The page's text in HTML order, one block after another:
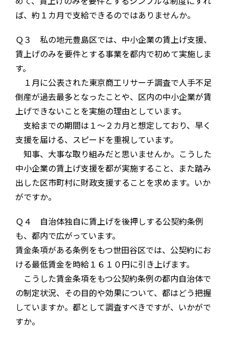
ば、約１カ月で支給できるのではありませんか。
Ｑ３ 私の地元豊島区では、中小企業の賃上げ支援、
賃上げのみを要件とする事業を都内で初めて実施しま
す。
１月に公表された東京商工リサーチ調査で人手不足
倒産が過去最多となったことや、区内の中小企業が賃
上げできないことを実施の理由としています。
支給までの期間は１～２カ月と想定しており、早く
支援を届ける、スピードを重視しています。
知事、大事な取り組みだと思いませんか。こうした
中小企業の賃上げ支援を都が実施すること、また踏み
出した区市町村に財政支援することを求めます。いか
がですか。
Ｑ４ 自治体独自に賃上げを後押しする公契約条例
も、都内で広がっています。
賃金条項がある条例をもつ世田谷区では、公契約にお
ける最低賃金を時給１６１０円に引き上げます。
こうした賃金条項をもつ公契約条例の都内自治体で
の制定状況、その目的や効果について、都はどう把握
していますか。都として調査すべきですが、いかがで
すか。